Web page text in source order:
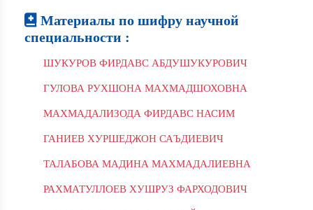
Материалы по шифру научной
специальности :
ШУКУРОВ ФИРДАВС АБДУШУКУРОВИЧ
ГУЛОВА РУХШОНА МАХМАДШОХОВНА
МАХМАДАЛИЗОДА ФИРДАВС НАСИМ
ГАНИЕВ ХУРШЕДЖОН САЪДИЕВИЧ
ТАЛАБОВА МАДИНА МАХМАДАЛИЕВНА
РАХМАТУЛЛОЕВ ХУШРУЗ ФАРХОДОВИЧ